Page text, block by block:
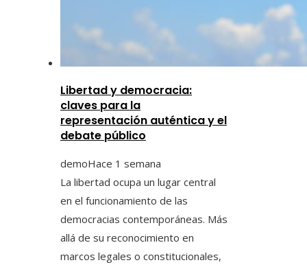
Libertad y democracia:
claves para la
representación auténtica y el
debate público
demoHace 1 semana
La libertad ocupa un lugar central
en el funcionamiento de las
democracias contemporáneas. Más
allá de su reconocimiento en
marcos legales o constitucionales,